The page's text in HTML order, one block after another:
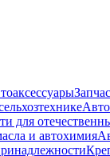
для
и автохимия